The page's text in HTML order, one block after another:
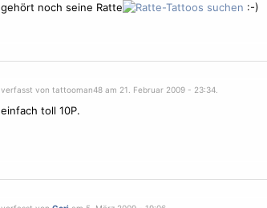
gehört noch seine Ratte
:-)
verfasst von tattooman48 am 21. Februar 2009 - 23:34.
einfach toll 10P.